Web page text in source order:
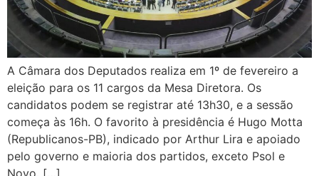
A Câmara dos Deputados realiza em 1º de fevereiro a
eleição para os 11 cargos da Mesa Diretora. Os
candidatos podem se registrar até 13h30, e a sessão
começa às 16h. O favorito à presidência é Hugo Motta
(Republicanos-PB), indicado por Arthur Lira e apoiado
pelo governo e maioria dos partidos, exceto Psol e
Novo. […]